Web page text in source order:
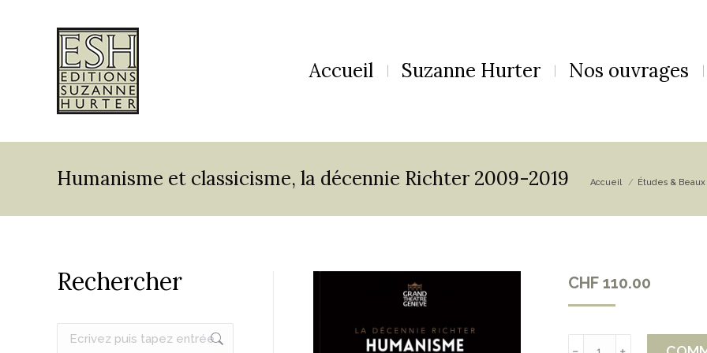
Accueil Suzanne Hurter Nos ouvrages
Humanisme et classicisme, la décennie Richter 2009-2019 Vous êtes ici :
Accueil Études &
CHF110.00
Rechercher
Recherche